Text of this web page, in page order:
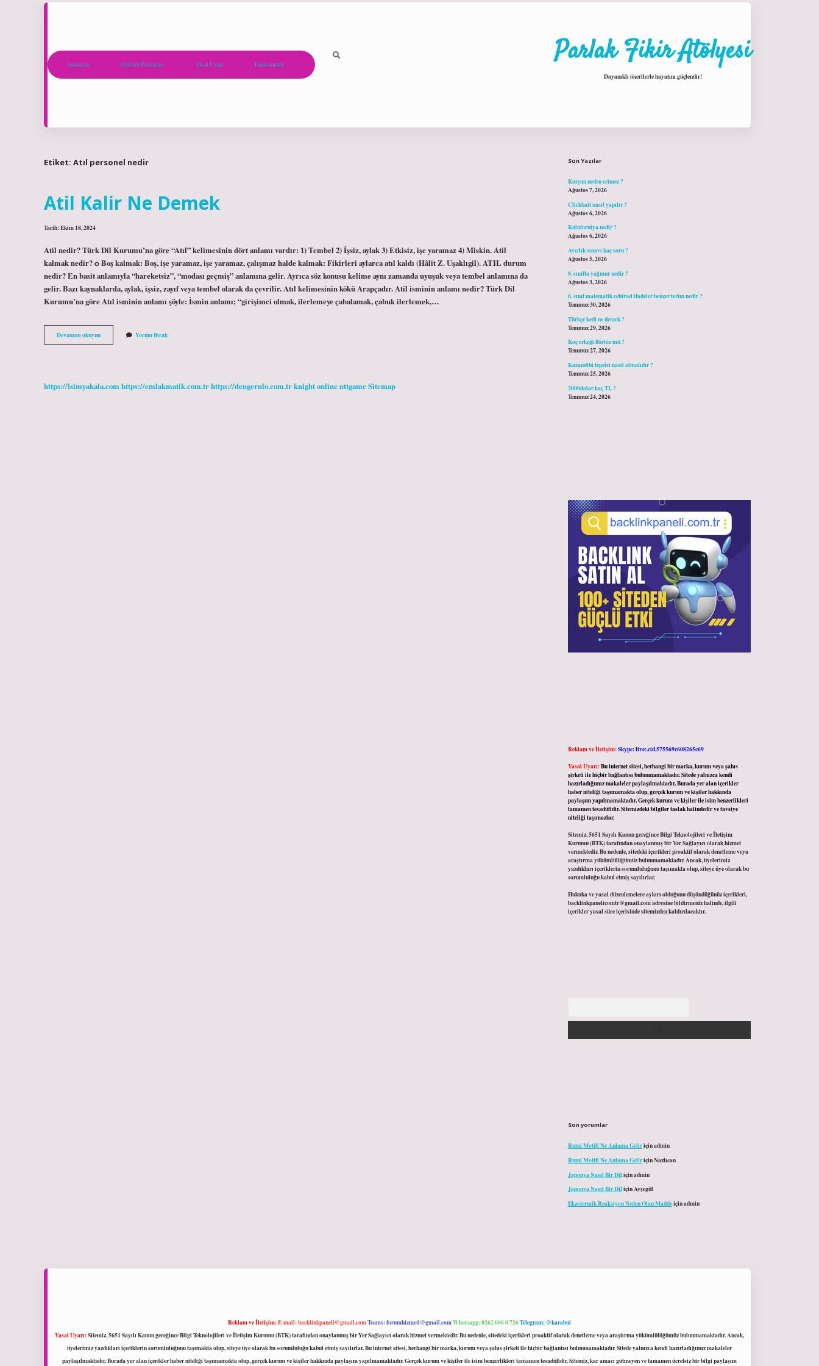
Anasayfa Gizlilik Politikası Yasal Uyarı Hakkımızda Parlak Fikir Atölyesi
Dayanıklı önerilerle hayatını güçlendir!
Etiket: Atıl personel nedir
Atil Kalir Ne Demek
Tarih: Ekim 18, 2024
Atil nedir? Türk Dil Kurumu’na göre “Atıl” kelimesinin dört anlamı vardır: 1) Tembel 2) İşsiz, aylak 3) Etkisiz, işe yaramaz 4) Miskin. Atil
kalmak nedir? ѻ Boş kalmak: Boş, işe yaramaz, işe yaramaz, çalışmaz halde kalmak: Fikirleri aylarca atıl kaldı (Hâlit Z. Uşaklıgil). ATIL durum
nedir? En basit anlamıyla “hareketsiz”, “modası geçmiş” anlamına gelir. Ayrıca söz konusu kelime aynı zamanda uyuşuk veya tembel anlamına da
gelir. Bazı kaynaklarda, aylak, işsiz, zayıf veya tembel olarak da çevrilir. Atıl kelimesinin kökü Arapçadır. Atil isminin anlamı nedir? Türk Dil
Kurumu’na göre Atıl isminin anlamı şöyle: İsmin anlamı; “girişimci olmak, ilerlemeye çabalamak, çabuk ilerlemek,…
Devamını okuyunAtil
Kalir
Yorum Bırak
https://isimyakala.comhttps://emlakmatik.com.trhttps://dengerulo.com.trknight onlinenttgameSitemap
Son Yazılar
Kurşun neden erimez ?
Ağustos 7, 2026
Clickbait nasıl yapılır ?
Ağustos 6, 2026
Kuluforniya nedir ?
Ağustos 6, 2026
Avcılık sınavı kaç soru ?
Ağustos 5, 2026
8. sınıfta yağmur nedir ?
Ağustos 3, 2026
6. sınıf matematik cebirsel ifadeler benzer terim nedir ?
Temmuz 30, 2026
Türkçe kedi ne demek ?
Temmuz 29, 2026
Koç erkeği flörtöz mü ?
Temmuz 27, 2026
Kazandibi tepsisi nasıl olmalıdır ?
Temmuz 25, 2026
3000dolar kaç TL ?
Temmuz 24, 2026
Reklam ve İletişim:Skype: live:.cid.575569c608265c69
Yasal Uyarı:Bu internet sitesi, herhangi bir marka, kurum veya şahıs
şirketi ile hiçbir bağlantısı bulunmamaktadır. Sitede yalnızca kendi
hazırladığımız makaleler paylaşılmaktadır. Burada yer alan içerikler
haber niteliği taşımamakta olup, gerçek kurum ve kişiler hakkında
paylaşım yapılmamaktadır. Gerçek kurum ve kişiler ile isim benzerlikleri
tamamen tesadüfidir. Sitemizdeki bilgiler taslak halindedir ve tavsiye
niteliği taşımazlar.
Sitemiz, 5651 Sayılı Kanun gereğince Bilgi Teknolojileri ve İletişim
Kurumu (BTK) tarafından onaylanmış bir Yer Sağlayıcı olarak hizmet
vermektedir. Bu nedenle, sitedeki içerikleri proaktif olarak denetleme veya
araştırma yükümlülüğümüz bulunmamaktadır. Ancak, üyelerimiz
yazdıkları içeriklerin sorumluluğunu taşımakta olup, siteye üye olarak bu
sorumluluğu kabul etmiş sayılırlar.
Hukuka ve yasal düzenlemelere aykırı olduğunu düşündüğünüz içerikleri,
backlinkpanelicomtr@gmail.comadresine bildirmeniz halinde, ilgili
içerikler yasal süre içerisinde sitemizden kaldırılacaktır.
Son yorumlar
Rumi Motifi Ne Anlama Geliriçinadmin
Rumi Motifi Ne Anlama GeliriçinNazlıcan
Japonya Nasıl Bir Dil içinadmin
Japonya Nasıl Bir DiliçinAyşegül
Ekzotermik Reaksiyon Neden Olan Maddeiçinadmin
Reklam ve İletişim:E-mail:backlinkpaneli@gmail.comTeams:forumhizmeti@gmail.comWhatsapp: 0262 606 0 726Telegram: @karabul
Yasal Uyarı:Sitemiz, 5651 Sayılı Kanun gereğince Bilgi Teknolojileri ve İletişim Kurumu (BTK) tarafından onaylanmış bir Yer Sağlayıcı olarak hizmet vermektedir. Bu nedenle, sitedeki içerikleri proaktif olarak denetleme veya araştırma yükümlülüğümüz bulunmamaktadır. Ancak,
üyelerimiz yazdıkları içeriklerin sorumluluğunu taşımakta olup, siteye üye olarak bu sorumluluğu kabul etmiş sayılırlar. Bu internet sitesi, herhangi bir marka, kurum veya şahıs şirketi ile hiçbir bağlantısı bulunmamaktadır. Sitede yalnızca kendi hazırladığımız makaleler
paylaşılmaktadır. Burada yer alan içerikler haber niteliği taşımamakta olup, gerçek kurum ve kişiler hakkında paylaşım yapılmamaktadır. Gerçek kurum ve kişiler ile isim benzerlikleri tamamen tesadüfidir. Sitemiz, kar amacı gütmeyen ve tamamen ücretsiz bir bilgi paylaşım